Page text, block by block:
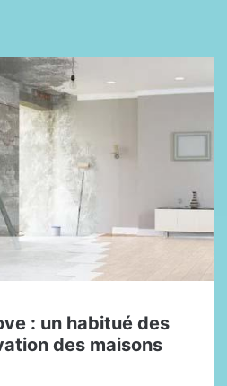
: un habitué des
des maisons